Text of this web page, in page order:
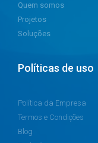
Quem somos
Projetos
Soluções
Políticas de uso
Política da Empresa
Termos e Condições
Blog